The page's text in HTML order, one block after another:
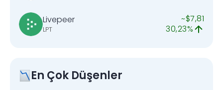
Livepeer
LPT
~$7,81
30,23%
En Çok Düşenler